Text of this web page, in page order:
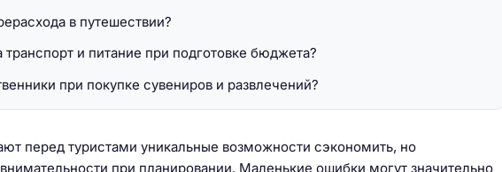
перед туристами уникальные возможности сэкономить, но
при планировании. Маленькие ошибки могут значительно
в путешествии?
и питание при подготовке бюджета?
при покупке сувениров и развлечений?